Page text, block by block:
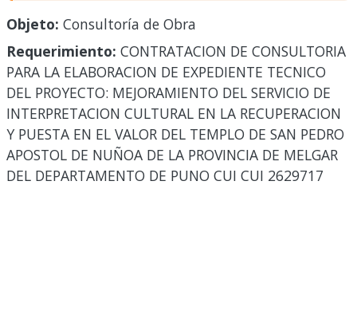
Objeto: Consultoría de Obra
Requerimiento: CONTRATACION DE CONSULTORIA
PARA LA ELABORACION DE EXPEDIENTE TECNICO
DEL PROYECTO: MEJORAMIENTO DEL SERVICIO DE
INTERPRETACION CULTURAL EN LA RECUPERACION
Y PUESTA EN EL VALOR DEL TEMPLO DE SAN PEDRO
APOSTOL DE NUÑOA DE LA PROVINCIA DE MELGAR
DEL DEPARTAMENTO DE PUNO CUI CUI 2629717